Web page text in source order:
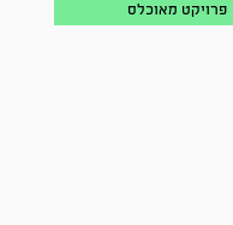
פרויקט מאוכלס